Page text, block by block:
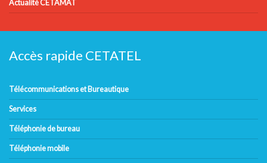
Actualité CETAMAT
Accès rapide CETATEL
Télécommunications et Bureautique
Services
Téléphonie de bureau
Téléphonie mobile